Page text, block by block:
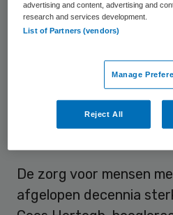
niet gerust, dat zie je.
verzorgsters ook lief en
mijn moeder goed
De zorg voor mensen
afgelopen decennia
advertising and content, advertising and
research and services development.
List of Partners (vendors)
Manage
Reject All